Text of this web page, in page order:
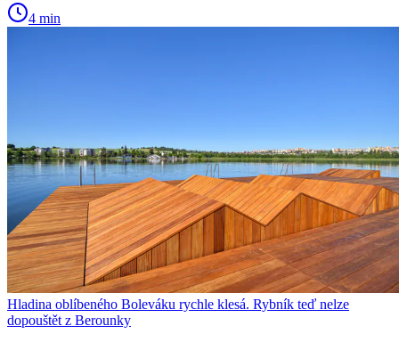
4 min
Hladina oblíbeného Boleváku rychle klesá. Rybník teď nelze
dopouštět z Berounky